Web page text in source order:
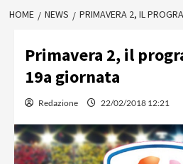
HOME NEWS PRIMAVERA 2, IL
Primavera 2, il
19a giornata
Redazione 22/02/2018 12:21